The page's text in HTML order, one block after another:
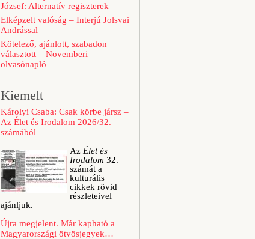
József: Alternatív regiszterek
Elképzelt valóság – Interjú Jolsvai
Andrással
Kötelező, ajánlott, szabadon
választott – Novemberi
olvasónapló
Kiemelt
Károlyi Csaba: Csak körbe jársz –
Az Élet és Irodalom 2026/32.
számából
Az Élet és
Irodalom 32.
számát a
kulturális
cikkek rövid
részleteivel
ajánljuk.
Újra megjelent. Már kapható a
Magyarországi ötvösjegyek…